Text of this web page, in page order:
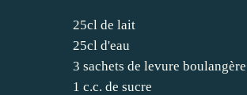
25cl de lait
25cl d'eau
3 sachets de levure
1 c.c. de sucre